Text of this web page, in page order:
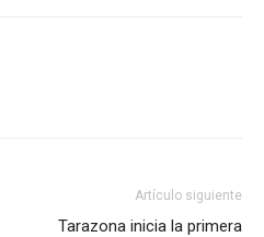
Artículo siguiente
Tarazona inicia la primera